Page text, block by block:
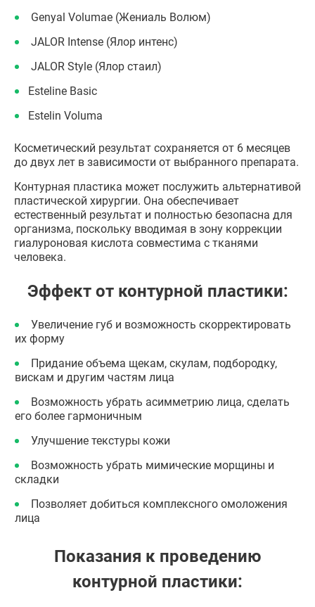
Genyal Volumae (Жениаль Волюм)
JALOR Intense (Ялор интенс)
JALOR Style (Ялор стаил)
Esteline Basic
Estelin Voluma
Косметический результат сохраняется от 6 месяцев
до двух лет в зависимости от выбранного препарата.
Контурная пластика может послужить альтернативой
пластической хирургии. Она обеспечивает
естественный результат и полностью безопасна для
организма, поскольку вводимая в зону коррекции
гиалуроновая кислота совместима с тканями
человека.
Эффект от контурной пластики:
Увеличение губ и возможность скорректировать
их форму
Придание объема щекам, скулам, подбородку,
вискам и другим частям лица
Возможность убрать асимметрию лица, сделать
его более гармоничным
Улучшение текстуры кожи
Возможность убрать мимические морщины и
складки
Позволяет добиться комплексного омоложения
лица
Показания к проведению
контурной пластики: